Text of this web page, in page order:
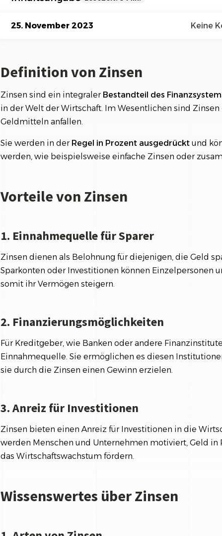
Definition von Zinsen
1. Einnahmequelle für Sparer
3. Anreiz für Investitionen
Wissenswertes über Zinsen
2. Zinspolitik der Zentralbanken
3. Risiken von Zinsen
25. November 2023 Keine
Definition von Zinsen
Zinsen sind ein integraler Bestandteil des
in der Welt der Wirtschaft. Im Wesentlichen sind
Geldmitteln anfallen.
Sie werden in der Regel in Prozent ausgedrücktund
werden, wie beispielsweise einfache Zinsen oder
Vorteile von Zinsen
1. Einnahmequelle für Sparer
Zinsen dienen als Belohnung für diejenigen, die Geld
Sparkonten oder Investitionen können Einzelpersonen
somit ihr Vermögen steigern.
2. Finanzierungsmöglichkeiten
Für Kreditgeber, wie Banken oder andere
Einnahmequelle. Sie ermöglichen es diesen
sie durch die Zinsen einen Gewinn erzielen.
3. Anreiz für Investitionen
Zinsen bieten einen Anreiz für Investitionen in die
werden Menschen und Unternehmen motiviert, Geld
das Wirtschaftswachstum fördern.
Wissenswertes über Zinsen